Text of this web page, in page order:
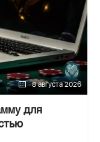
8 августа 2026
для